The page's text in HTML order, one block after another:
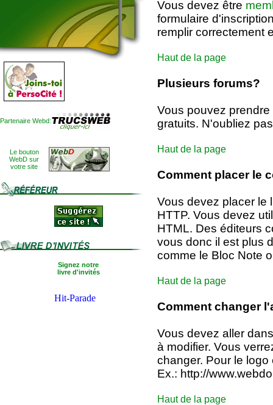
Partenaire Webd:
Le bouton
WebD sur
votre site
Signez notre
livre d'invités
Vous devez être
formulaire
remplir correctement
Haut de la page
Plusieurs forums?
Vous pouvez
gratuits. N'oubliez
Haut de la page
Comment placer le
Vous devez placer le
HTTP. Vous devez
HTML. Des éditeurs
vous donc il est plus
comme le Bloc Note
Haut de la page
Comment changer
Vous devez aller
à modifier. Vous
changer. Pour le
Ex.: http://
Haut de la page